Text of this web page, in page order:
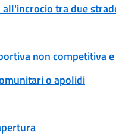
tra due
non competitiva
o apolidi